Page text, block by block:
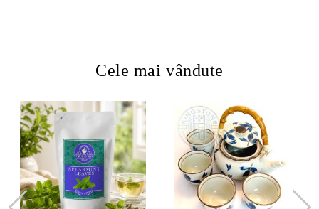
Cele mai vândute